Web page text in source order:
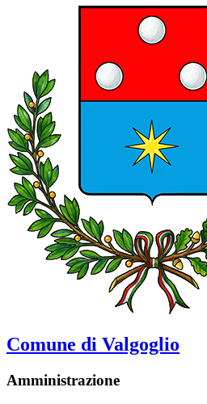
Comune di Valgoglio
Amministrazione